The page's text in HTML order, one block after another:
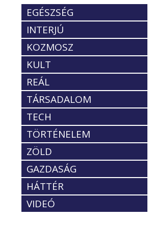
EGÉSZSÉG
INTERJÚ
KOZMOSZ
KULT
REÁL
TÁRSADALOM
TECH
TÖRTÉNELEM
ZÖLD
GAZDASÁG
HÁTTÉR
VIDEÓ